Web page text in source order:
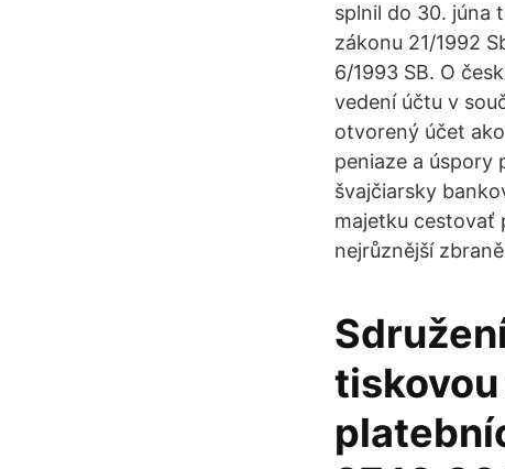
splnil do 30. júna
zákonu 21/1992
6/1993 SB. O
vedení účtu v
otvorený účet
peniaze a úspory
švajčiarsky
majetku cestovať
nejrůznější